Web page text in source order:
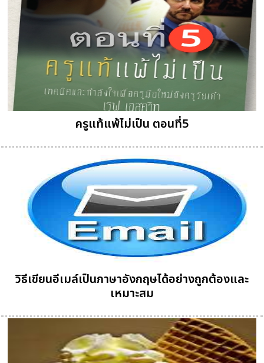
ครูแท้แพ้ไม่เป็น ตอนที่5
วิธีเขียนอีเมล์เป็นภาษาอังกฤษได้อย่างถูกต้องและ
เหมาะสม